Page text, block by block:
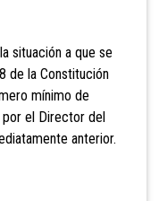
situación a que se
de la Constitución
mínimo de
el Director del
anterior.